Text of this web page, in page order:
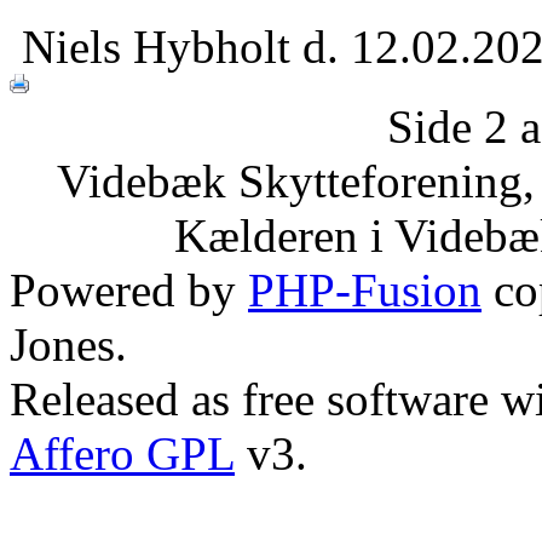
Niels Hybholt d.
Side 2
Videbæk
Kælderen i
Powered by PHP-Fusion
Jones.
Released as free software
Affero GPL v3.